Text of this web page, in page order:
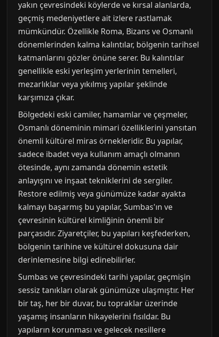
yakın çevresindeki köylerde ve kırsal alanlarda,
geçmiş medeniyetlere ait izlere rastlamak
mümkündür. Özellikle Roma, Bizans ve Osmanlı
dönemlerinden kalma kalıntılar, bölgenin tarihsel
katmanlarını gözler önüne serer. Bu kalıntılar
genellikle eski yerleşim yerlerinin temelleri,
mezarlıklar veya yıkılmış yapılar şeklinde
karşımıza çıkar.
Bölgedeki eski camiler, hamamlar ve çeşmeler,
Osmanlı döneminin mimari özelliklerini yansıtan
önemli kültürel miras örnekleridir. Bu yapılar,
sadece ibadet veya kullanım amaçlı olmanın
ötesinde, aynı zamanda dönemin estetik
anlayışını ve inşaat tekniklerini de sergiler.
Restore edilmiş veya günümüze kadar ayakta
kalmayı başarmış bu yapılar, Sumbas'ın ve
çevresinin kültürel kimliğinin önemli bir
parçasıdır. Ziyaretçiler, bu yapıları keşfederken,
bölgenin tarihine ve kültürel dokusuna dair
derinlemesine bilgi edinebilirler.
Sumbas ve çevresindeki tarihi yapılar, geçmişin
sessiz tanıkları olarak günümüze ulaşmıştır. Her
bir taş, her bir duvar, bu topraklar üzerinde
yaşamış insanların hikayelerini fısıldar. Bu
yapıların korunması ve gelecek nesillere